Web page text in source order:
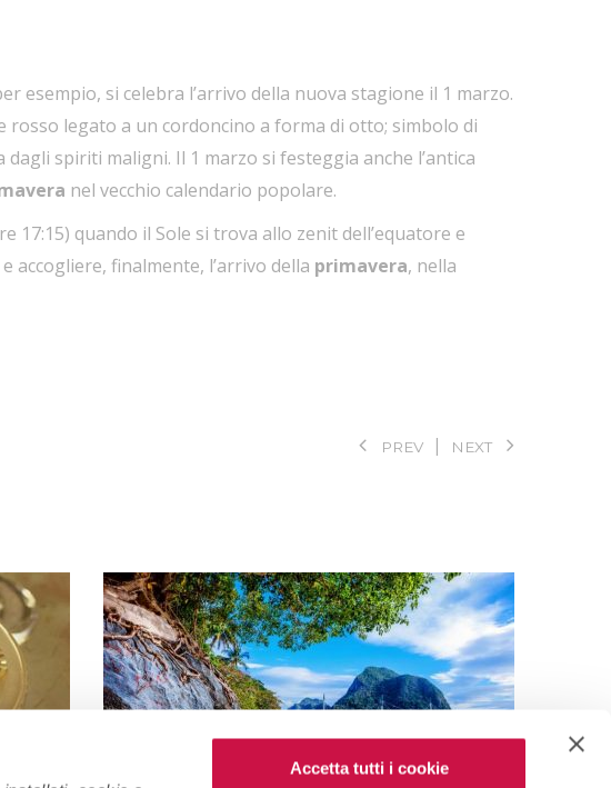
Accetta tutti i cookie
esempio, si celebra l’arrivo della nuova stagione il 1 marzo.
legato a un cordoncino a forma di otto; simbolo di
spiriti maligni. Il 1 marzo si festeggia anche l’antica
nel vecchio calendario popolare.
17:15) quando il Sole si trova allo zenit dell’equatore e
finalmente, l’arrivo della primavera, nella
PREV NEXT